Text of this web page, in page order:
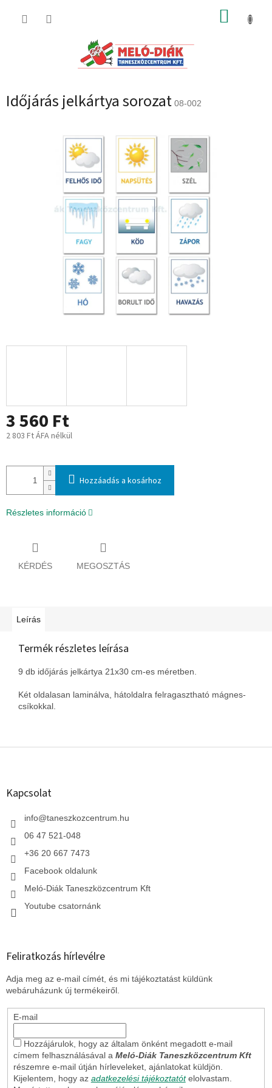
KOSÁR
Időjárás jelkártya sorozat 08-002
3 560 Ft
2 803 Ft ÁFA nélkül
Hozzáadás a kosárhoz
Részletes információ
KÉRDÉS MEGOSZTÁS
Leírás
Termék részletes leírása
9 db időjárás jelkártya 21x30 cm-es méretben.
Két oldalasan laminálva, hátoldalra felragasztható mágnes-
csíkokkal.
L
Kapcsolat
info@taneszkozcentrum.hu
06 47 521-048
+36 20 667 7473
Facebook oldalunk
Meló-Diák Taneszközcentrum Kft
Youtube csatornánk
Feliratkozás hírlevélre
Adja meg az e-mail címét, és mi tájékoztatást küldünk
webáruházunk új termékeiről.
E-mail
Hozzájárulok, hogy az általam önként megadott e-mail
címem felhasználásával a Meló-Diák Taneszközcentrum Kft
részemre e-mail útján hírleveleket, ajánlatokat küldjön.
Kijelentem, hogy az adatkezelési tájékoztatót elolvastam.